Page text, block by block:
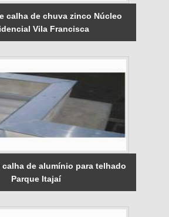
calha de chuva zinco Núcleo
Vila Francisca
de alumínio para telhado
Parque Itajaí